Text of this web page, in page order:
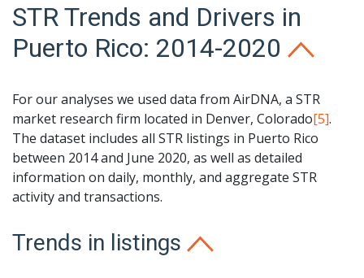
STR Trends and Drivers in
Puerto Rico: 2014-2020
For our analyses we used data from AirDNA, a STR
market research firm located in Denver, Colorado[5].
The dataset includes all STR listings in Puerto Rico
between 2014 and June 2020, as well as detailed
information on daily, monthly, and aggregate STR
activity and transactions.
Trends in listings